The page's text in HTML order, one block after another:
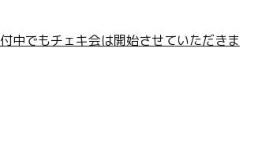
中でもチェキ会は開始させていただきま